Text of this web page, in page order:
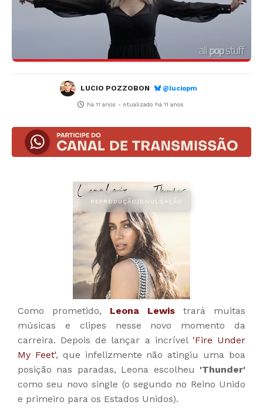
LUCIO POZZOBON @luciopm
há 11 anos - Atualizado há 11 anos
Como prometido, Leona Lewis trará muitas
músicas e clipes nesse novo momento da
carreira. Depois de lançar a incrível 'Fire Under
My Feet', que infelizmente não atingiu uma boa
posição nas paradas, Leona escolheu 'Thunder'
como seu novo single (o segundo no Reino Unido
e primeiro para os Estados Unidos).